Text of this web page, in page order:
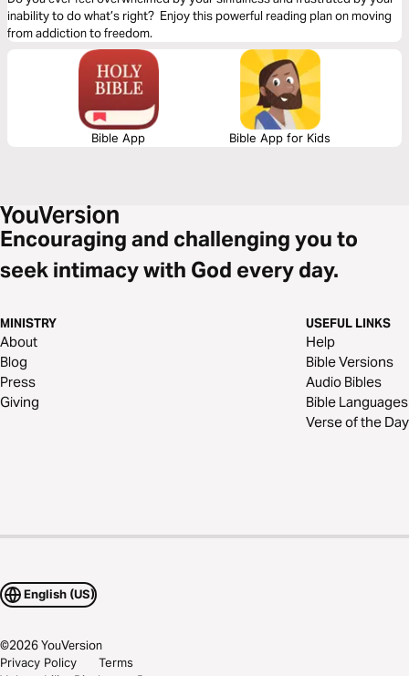
inability to do what’s right? Enjoy this powerful reading plan on moving
from addiction to freedom.
Bible App Bible App for Kids
Encouraging and challenging you to
seek intimacy with God every day.
MINISTRY
About
Blog
Press
Giving
USEFUL LINKS
Help
Bible Versions
Audio Bibles
Bible Languages
Verse of the Day
English (US)
©2026YouVersion
Privacy Policy
Terms